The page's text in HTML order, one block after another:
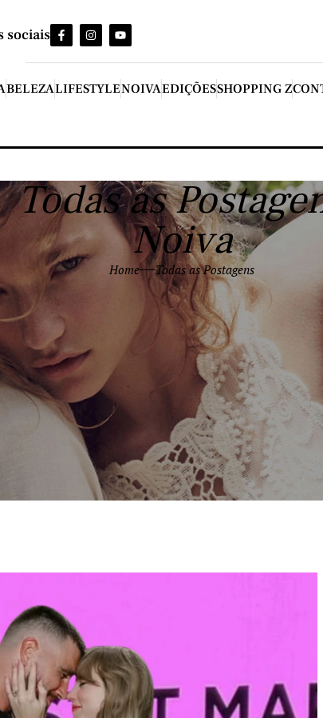
sociais
BELEZALIFESTYLENOIVAEDIÇÕESSHOPPING Z
Todas as
Noiva
Home Todas as Postagens